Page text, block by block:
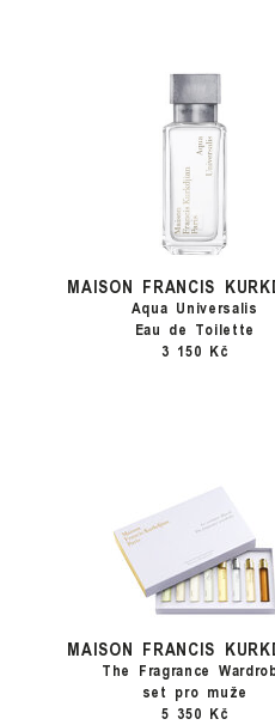
MAISON FRANCIS
Aqua Universalis
Eau de Toilette
3 150 Kč
MAISON FRANCIS
The Fragrance
set pro muže
5 350 Kč